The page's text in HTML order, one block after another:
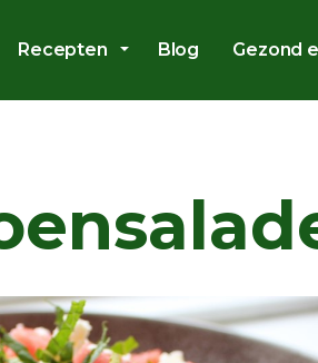
Recepten Blog Gezond